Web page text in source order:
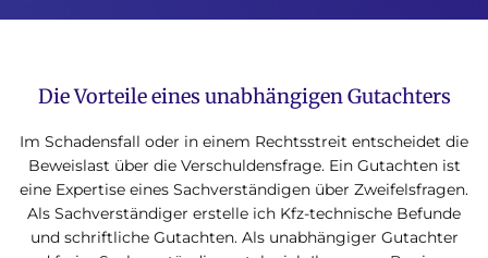
Die Vorteile eines unabhängigen Gutachters
Im Schadensfall oder in einem Rechtsstreit entscheidet die
Beweislast über die Verschuldensfrage. Ein Gutachten ist
eine Expertise eines Sachverständigen über Zweifelsfragen.
Als Sachverständiger erstelle ich Kfz-technische Befunde
und schriftliche Gutachten. Als unabhängiger Gutachter